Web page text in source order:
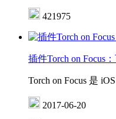
421975
插件Torch on Focus
Torch on Focus 是
2017-06-20